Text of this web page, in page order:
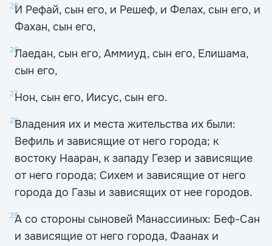
25И Рефай, сын его, и Решеф, и Фелах, сын его, и
Фахан, сын его,
26Лаедан, сын его, Аммиуд, сын его, Елишама,
сын его,
27Нон, сын его, Иисус, сын его.
28Владения их и места жительства их были:
Вефиль и зависящие от него города; к
востоку Нааран, к западу Гезер и зависящие
от него города; Сихем и зависящие от него
города до Газы и зависящих от нее городов.
29А со стороны сыновей Манассииных: Беф-Сан
и зависящие от него города, Фаанах и